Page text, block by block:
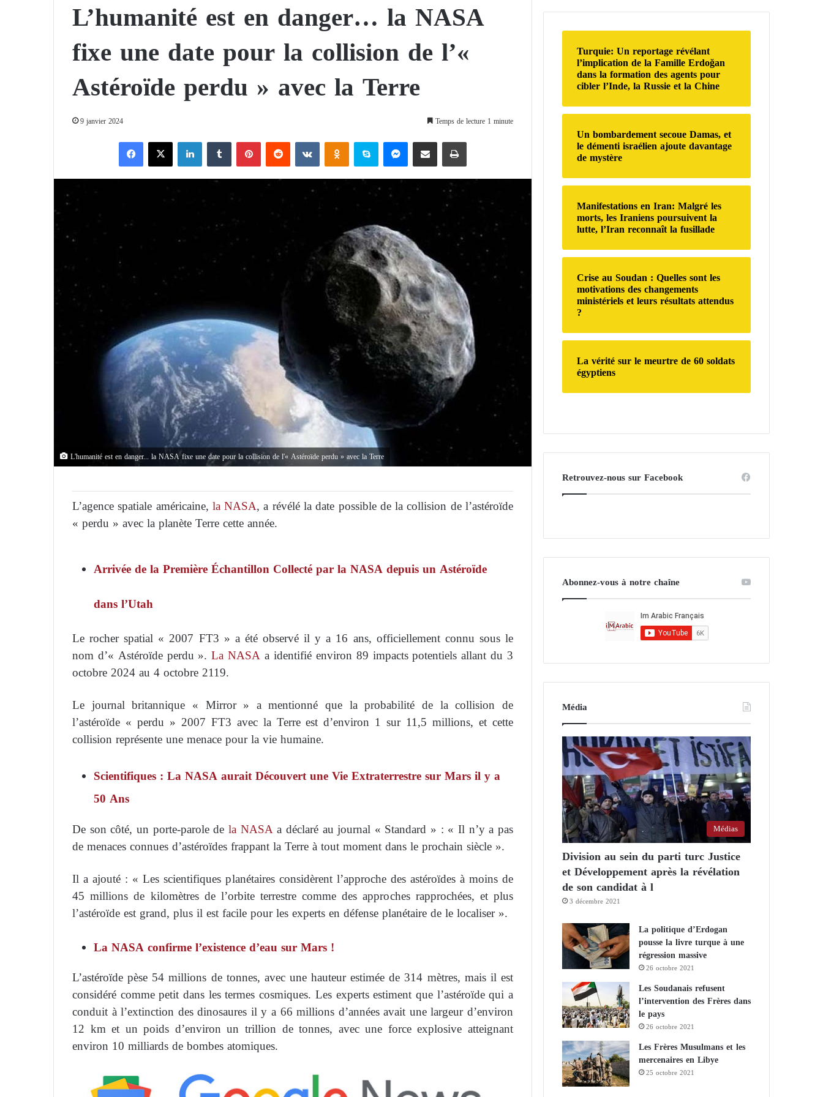
L’humanité est en danger… la NASA
fixe une date pour la collision de l’«
Astéroïde perdu » avec la Terre
9 janvier 2024 Temps de lecture 1 minute
X
L'humanité est en danger... la NASA fixe une date pour la collision de l'« Astéroïde perdu » avec la Terre
L’agence spatiale américaine, la NASA, a révélé la date possible de la collision de l’astéroïde
« perdu » avec la planète Terre cette année.
Arrivée de la Première Échantillon Collecté par la NASA depuis un Astéroïde
dans l’Utah
Le rocher spatial « 2007 FT3 » a été observé il y a 16 ans, officiellement connu sous le
nom d’« Astéroïde perdu ».La NASA a identifié environ 89 impacts potentiels allant du 3
octobre 2024 au 4 octobre 2119.
Le journal britannique « Mirror » a mentionné que la probabilité de la collision de
l’astéroïde « perdu » 2007 FT3 avec la Terre est d’environ 1 sur 11,5 millions, et cette
collision représente une menace pour la vie humaine.
Scientifiques : La NASA aurait Découvert une Vie Extraterrestre sur Mars il y a
50 Ans
De son côté, un porte-parole de la NASAa déclaré au journal « Standard » : « Il n’y a pas
de menaces connues d’astéroïdes frappant la Terre à tout moment dans le prochain siècle ».
Il a ajouté : « Les scientifiques planétaires considèrent l’approche des astéroïdes à moins de
45 millions de kilomètres de l’orbite terrestre comme des approches rapprochées, et plus
l’astéroïde est grand, plus il est facile pour les experts en défense planétaire de le localiser ».
La NASA confirme l’existence d’eau sur Mars !
L’astéroïde pèse 54 millions de tonnes, avec une hauteur estimée de 314 mètres, mais il est
considéré comme petit dans les termes cosmiques. Les experts estiment que l’astéroïde qui a
conduit à l’extinction des dinosaures il y a 66 millions d’années avait une largeur d’environ
12 km et un poids d’environ un trillion de tonnes, avec une force explosive atteignant
environ 10 milliards de bombes atomiques.
c
h
e
r
Turquie: Un reportage révélant
l’implication de la Famille Erdoğan
dans la formation des agents pour
cibler l’Inde, la Russie et la Chine
Un bombardement secoue Damas, et
le démenti israélien ajoute davantage
de mystère
Manifestations en Iran: Malgré les
morts, les Iraniens poursuivent la
lutte, l’Iran reconnaît la fusillade
Crise au Soudan : Quelles sont les
motivations des changements
ministériels et leurs résultats attendus
?
La vérité sur le meurtre de 60 soldats
égyptiens
Retrouvez-nous sur Facebook
Abonnez-vous à notre chaîne
Média
Médias
Division au sein du parti turc Justice
et Développement après la révélation
de son candidat à l
3 décembre 2021
La politique d’Erdogan
pousse la livre turque à une
régression massive
26 octobre 2021
Les Soudanais refusent
l’intervention des Frères dans
le pays
26 octobre 2021
Les Frères Musulmans et les
mercenaires en Libye
25 octobre 2021